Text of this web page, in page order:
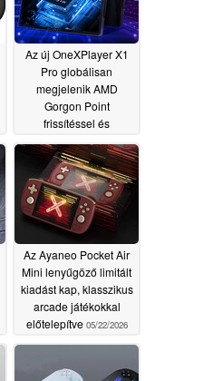
Az új OneXPlayer X1
Pro globálisan
megjelenik AMD
Gorgon Point
frissítéssel és
OCuLinkkel05/22/2026
Az Ayaneo Pocket Air
Mini lenyűgöző limitált
kiadást kap, klasszikus
arcade játékokkal
előtelepítve 05/22/2026